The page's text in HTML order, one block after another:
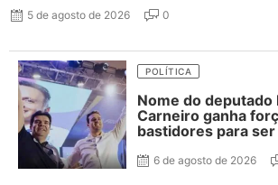
5 de agosto de 2026 0
POLÍTICA
Nome do deputado
Carneiro ganha
bastidores para
6 de agosto de 2026